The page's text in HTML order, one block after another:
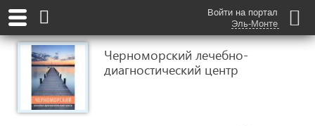
Войти на портал
Эль-Монте
Черноморский лечебно-
диагностический центр